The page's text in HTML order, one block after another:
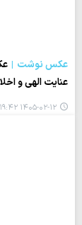
عکس نوشت
عنایت الهی و
۱۴۰۵-۰۲-۱۲ ۱۹:۴۲